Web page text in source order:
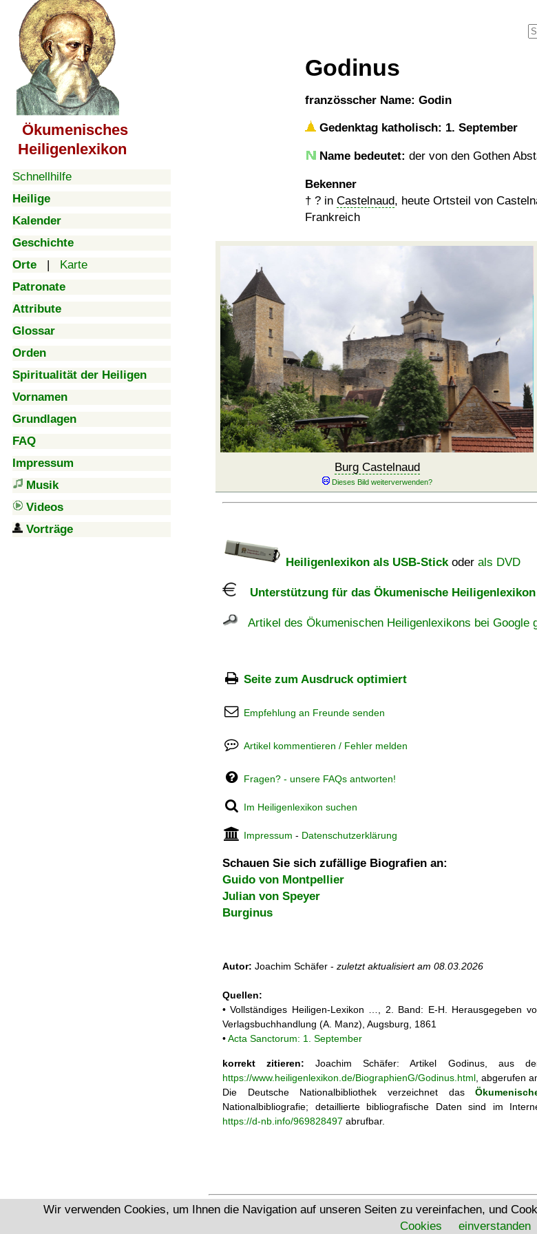
Ökumenisches
Heiligenlexikon
Schnellhilfe
Heilige
Kalender
Geschichte
Orte | Karte
Patronate
Attribute
Glossar
Orden
Spiritualität der Heiligen
Vornamen
Grundlagen
FAQ
Impressum
Musik
Videos
Vorträge
Godinus
französscher Name: Godin
Gedenktag katholisch: 1. September
Name bedeutet: der von den Gothen
Bekenner
† ? in Castelnaud, heute Ortsteil von
Frankreich
Burg Castelnaud
Heiligenlexikon als USB-Stickoder als DVD
Unterstützung für das Ökumenische Heiligenlexikon
Artikel des Ökumenischen Heiligenlexikons bei Google
Seite zum Ausdruck optimiert
Empfehlung an Freunde senden
Artikel kommentieren / Fehler melden
Fragen? - unsere FAQs antworten!
Im Heiligenlexikon suchen
Impressum - Datenschutzerklärung
Schauen Sie sich zufällige Biografien an:
Guido von Montpellier
Julian von Speyer
Burginus
Autor: Joachim Schäfer - zuletzt aktualisiert am 08.03.2026
Quellen:
• Vollständiges Heiligen-Lexikon …, 2. Band: E-H. Herausgegeben
Verlagsbuchhandlung (A. Manz), Augsburg, 1861
•Acta Sanctorum: 1. September
korrekt zitieren: Joachim Schäfer: Artikel Godinus, aus
https://www.heiligenlexikon.de/BiographienG/Godinus.html , abgerufen
Die Deutsche Nationalbibliothek verzeichnet das
Nationalbibliografie; detaillierte bibliografische Daten sind im
https://d-nb.info/969828497 abrufbar.
Ökumenisches
Wir verwenden Cookies, um Ihnen die Navigation auf unseren Seiten zu vereinfachen, und
Cookies
einverstanden